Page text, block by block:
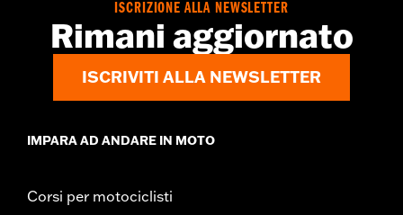
ISCRIZIONE ALLA NEWSLETTER
Rimani aggiornato
ISCRIVITI ALLA NEWSLETTER
IMPARA AD ANDARE IN MOTO
Corsi per motociclisti